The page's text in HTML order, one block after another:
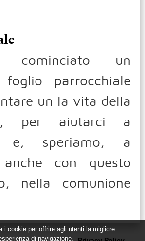
cominciato un
foglio parrocchiale
un la vita della
per aiutarci a
e, speriamo, a
anche con questo
nella comunione
i cookie per offrire agli utenti la migliore
di navigazione.